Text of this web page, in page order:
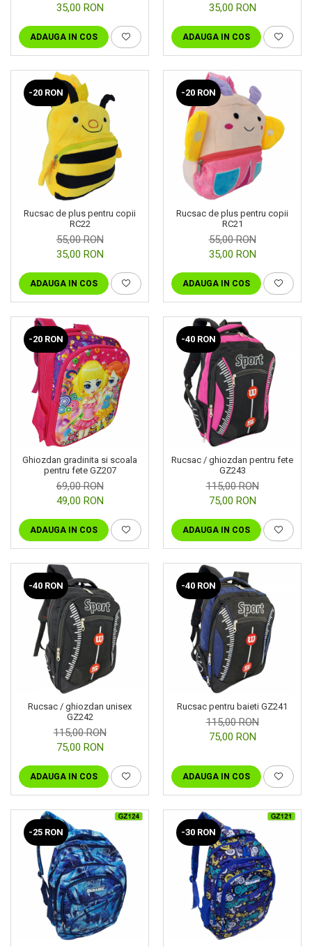
35,00 RON
ADAUGA IN COS
35,00 RON
ADAUGA IN COS
-20 RON
Rucsac de plus pentru copii
RC22
55,00 RON
35,00 RON
ADAUGA IN COS
-20 RON
Rucsac de plus pentru copii
RC21
55,00 RON
35,00 RON
ADAUGA IN COS
-20 RON
Ghiozdan gradinita si scoala
pentru fete GZ207
69,00 RON
49,00 RON
ADAUGA IN COS
-40 RON
Rucsac / ghiozdan pentru fete
GZ243
115,00 RON
75,00 RON
ADAUGA IN COS
-40 RON
Rucsac / ghiozdan unisex
GZ242
115,00 RON
75,00 RON
ADAUGA IN COS
-40 RON
Rucsac pentru baieti GZ241
115,00 RON
75,00 RON
ADAUGA IN COS
-25 RON -30 RON